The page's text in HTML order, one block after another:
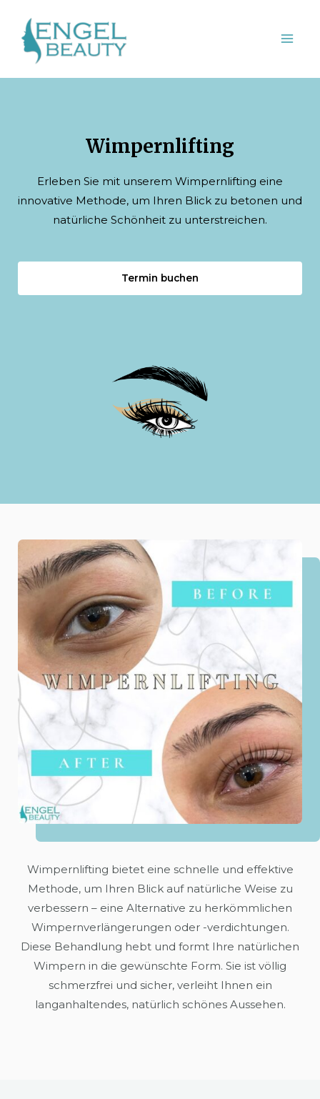
Wimpernlifting
Erleben Sie mit unserem Wimpernlifting eine
innovative Methode, um Ihren Blick zu betonen und
natürliche Schönheit zu unterstreichen.
Termin buchen
Wimpernlifting bietet eine schnelle und effektive
Methode, um Ihren Blick auf natürliche Weise zu
verbessern – eine Alternative zu herkömmlichen
Wimpernverlängerungen oder -verdichtungen.
Diese Behandlung hebt und formt Ihre natürlichen
Wimpern in die gewünschte Form. Sie ist völlig
schmerzfrei und sicher, verleiht Ihnen ein
langanhaltendes, natürlich schönes Aussehen.